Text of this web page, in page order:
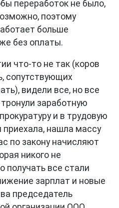
переработок не было,
поэтому
больше
без оплаты.
что-то не так (коров
сопутствующих
видели все, но все
заработную
и в трудовую
нашла массу
по закону начисляют
никого не
получать все стали
зарплат и новые
председатель